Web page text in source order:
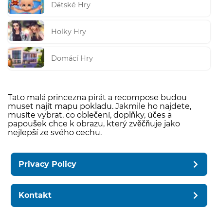
Dětské Hry
Holky Hry
Domácí Hry
Tato malá princezna pirát a recompose budou
muset najít mapu pokladu. Jakmile ho najdete,
musíte vybrat, co oblečení, doplňky, účes a
papoušek chce k obrazu, který zvěčňuje jako
nejlepší ze svého cechu.
Privacy Policy
Kontakt